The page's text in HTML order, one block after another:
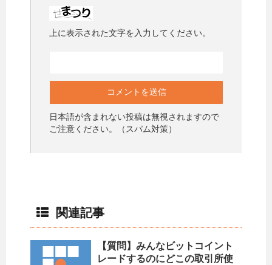
上に表示された文字を入力してください。
日本語が含まれない投稿は無視されますので
ご注意ください。（スパム対策）
関連記事
【質問】みんなビットコイント
レードするのにどこの取引所使